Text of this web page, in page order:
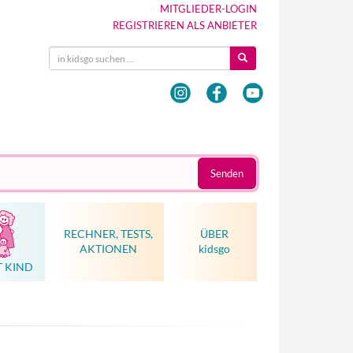
MITGLIEDER-LOGIN
REGISTRIEREN ALS ANBIETER
Senden
KIND
RECHNER, TESTS,
AKTIONEN
ÜBER
kidsgo